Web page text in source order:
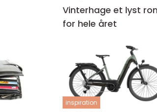
Vinterhage et lyst rom
for hele året
inspiration